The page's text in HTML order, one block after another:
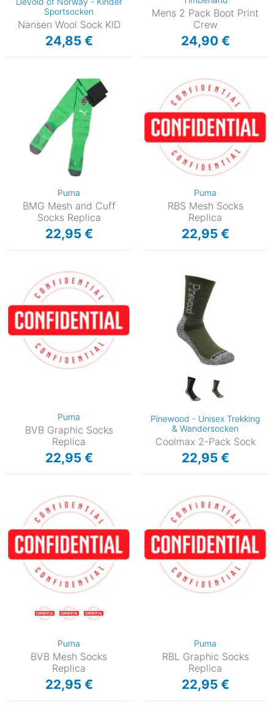
Sportsocken
Nansen Wool Sock KID
24,85 €
Mens 2 Pack Boot Print
Crew
24,90 €
Puma
BMG Mesh and Cuff
Socks Replica
22,95 €
Puma
RBS Mesh Socks
Replica
22,95 €
Puma
BVB Graphic Socks
Replica
22,95 €
Pinewood - Unisex Trekking
& Wandersocken
Coolmax 2-Pack Sock
22,95 €
Puma
BVB Mesh Socks
Replica
22,95 €
Puma
RBL Graphic Socks
Replica
22,95 €